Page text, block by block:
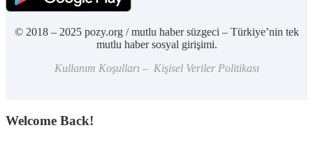
© 2018 – 2025 pozy.org / mutlu haber süzgeci – Türkiye’nin tek
mutlu haber sosyal girişimi.
Kullanım Koşulları – Kişisel Veriler Politikası
Welcome Back!